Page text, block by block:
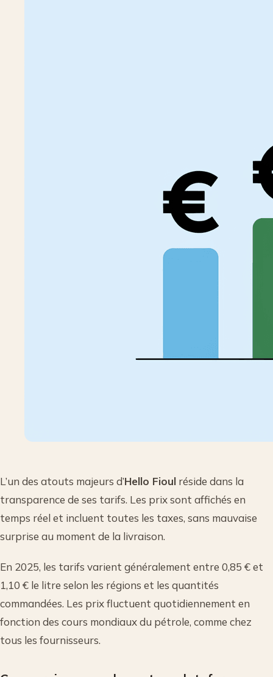
L’un des atouts majeurs d’Hello Fioul réside dans la
transparence de ses tarifs. Les prix sont affichés en
temps réel et incluent toutes les taxes, sans mauvaise
surprise au moment de la livraison.
En 2025, les tarifs varient généralement entre 0,85 € et
1,10 € le litre selon les régions et les quantités
commandées. Les prix fluctuent quotidiennement en
fonction des cours mondiaux du pétrole, comme chez
tous les fournisseurs.